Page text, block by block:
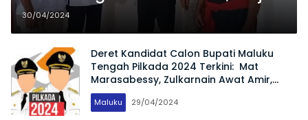
sebagai Bakal Calon Bupati
Malteng
30/04/2024
Deret Kandidat Calon Bupati Maluku
Tengah Pilkada 2024 Terkini: Mat
Marasabessy, Zulkarnain Awat Amir,
hingga Siti Aminah Amahoru
Maluku 29/04/2024